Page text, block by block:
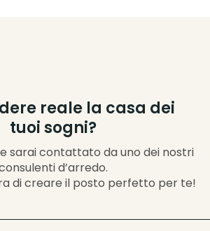
reale la casa dei
tuoi sogni?
sarai contattato da uno dei nostri
d’arredo.
di creare il posto perfetto per te!